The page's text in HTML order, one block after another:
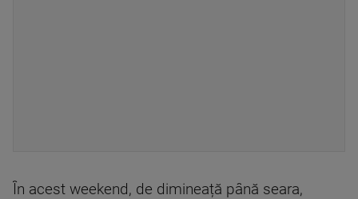
În acest weekend, de dimineață până seara,